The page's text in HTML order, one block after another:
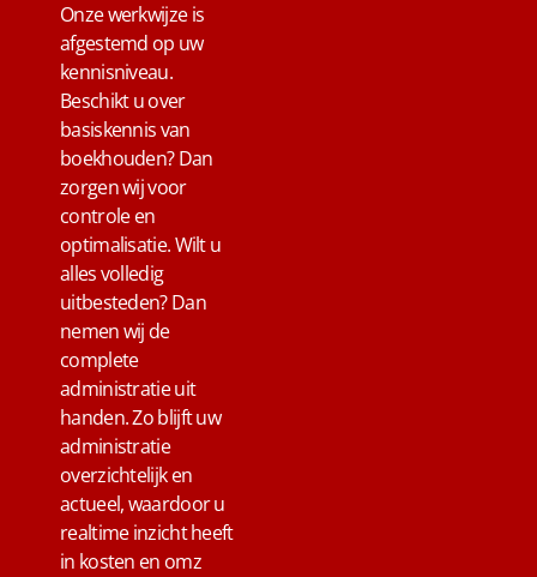
Onze werkwijze is
afgestemd op uw
kennisniveau.
Beschikt u over
basiskennis van
boekhouden? Dan
zorgen wij voor
controle en
optimalisatie. Wilt u
alles volledig
uitbesteden? Dan
nemen wij de
complete
administratie uit
handen. Zo blijft uw
administratie
overzichtelijk en
actueel, waardoor u
realtime inzicht heeft
in kosten en omz